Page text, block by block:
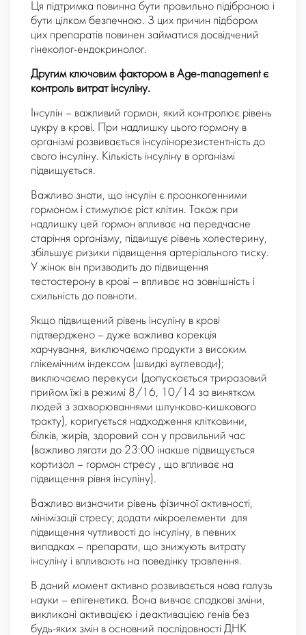
Ця підтримка повинна бути правильно підібраною і
бути цілком безпечною. З цих причин підбором
цих препаратів повинен займатися досвідчений
гінеколог-ендокринолог.
Другим ключовим фактором в Age-management є
контроль витрат інсуліну.
Інсулін – важливий гормон, який контролює рівень
цукру в крові. При надлишку цього гормону в
організмі розвивається інсулінорезистентність до
свого інсуліну. Кількість інсуліну в організмі
підвищується.
Важливо знати, що інсулін є проонкогенними
гормоном і стимулює ріст клітин. Також при
надлишку цей гормон впливає на передчасне
старіння організму, підвищує рівень холестерину,
збільшує ризики підвищення артеріального тиску.
У жінок він призводить до підвищення
тестостерону в крові – впливає на зовнішність і
схильність до повноти.
Якщо підвищений рівень інсуліну в крові
підтверджено – дуже важлива корекція
харчування, виключаємо продукти з високим
глікемічним індексом (швидкі вуглеводи);
виключаємо перекуси (допускається триразовий
прийом їжі в режимі 8/16, 10/14 за винятком
людей з захворюваннями шлунково-кишкового
тракту), коригується надходження клітковини,
білків, жирів, здоровий сон у правильний час
(важливо лягати до 23:00 інакше підвищується
кортизол – гормон стресу , що впливає на
підвищення рівня інсуліну).
Важливо визначити рівень фізичної активності,
мінімізації стресу; додати мікроелементи для
підвищення чутливості до інсуліну, в певних
випадках – препарати, що знижують витрату
інсуліну і впливають на поведінку травлення.
В даний момент активно розвивається нова галузь
науки – епігенетика. Вона вивчає спадкові зміни,
викликані активацією і деактивацією генів без
будь-яких змін в основний послідовності ДНК